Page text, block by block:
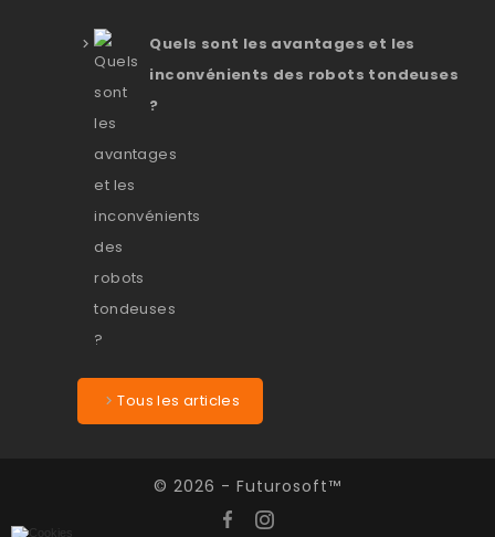
Quels sont les avantages et les
inconvénients des robots tondeuses
?
Tous les articles
© 2026 - Futurosoft™